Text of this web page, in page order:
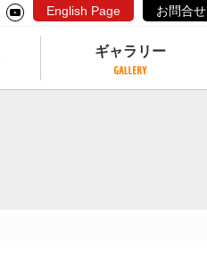
English Page お問合せ
ギャラリー